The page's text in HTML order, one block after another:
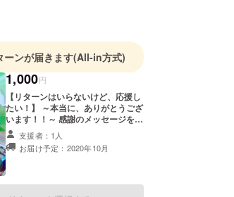
ーンが届きます(All-in方式)
1,000円
【リターンはいらないけど、応援し
たい！】 ～本当に、ありがとうござ
います！！～ 感謝のメッセージを送
らせて頂きます。
支援者：1人
お届け予定：2020年10月